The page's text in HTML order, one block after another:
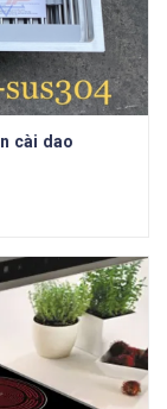
cài dao